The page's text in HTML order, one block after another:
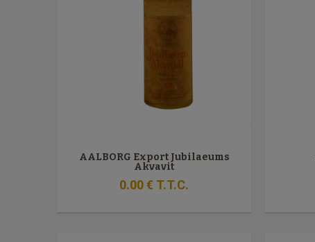
AALBORG Export Jubilaeums
Akvavit
0.00€ T.T.C.